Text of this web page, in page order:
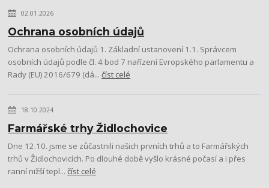
02.01.2026
Ochrana osobních údajů
Ochrana osobních údajů 1. Základní ustanovení 1.1. Správcem
osobních údajů podle čl. 4 bod 7 nařízení Evropského parlamentu a
Rady (EU) 2016/679 (dá...číst celé
18.10.2024
Farmářské trhy Židlochovice
Dne 12.10. jsme se zůčastnili našich prvních trhů a to Farmářských
trhů v Židlochovicích. Po dlouhé době vyšlo krásné počasí a i přes
ranní nižší tepl...číst celé